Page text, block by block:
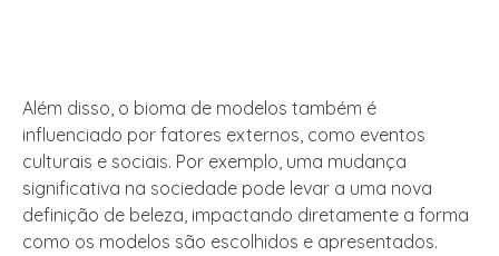
Além disso, o bioma de modelos também é
influenciado por fatores externos, como eventos
culturais e sociais. Por exemplo, uma mudança
significativa na sociedade pode levar a uma nova
definição de beleza, impactando diretamente a forma
como os modelos são escolhidos e apresentados.